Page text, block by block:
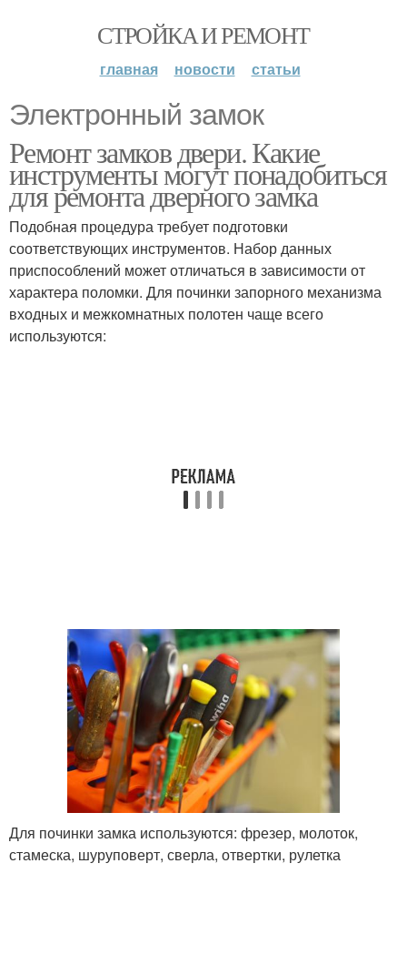
СТРОЙКА И РЕМОНТ
главная новости статьи
Электронный замок
Ремонт замков двери. Какие
инструменты могут понадобиться
для ремонта дверного замка
Подобная процедура требует подготовки
соответствующих инструментов. Набор данных
приспособлений может отличаться в зависимости от
характера поломки. Для починки запорного механизма
входных и межкомнатных полотен чаще всего
используются:
Для починки замка используются: фрезер, молоток,
стамеска, шуруповерт, сверла, отвертки, рулетка